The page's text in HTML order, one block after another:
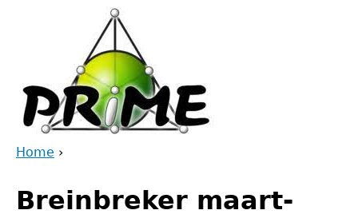
are
Home ›
to
top
Breinbreker maart-